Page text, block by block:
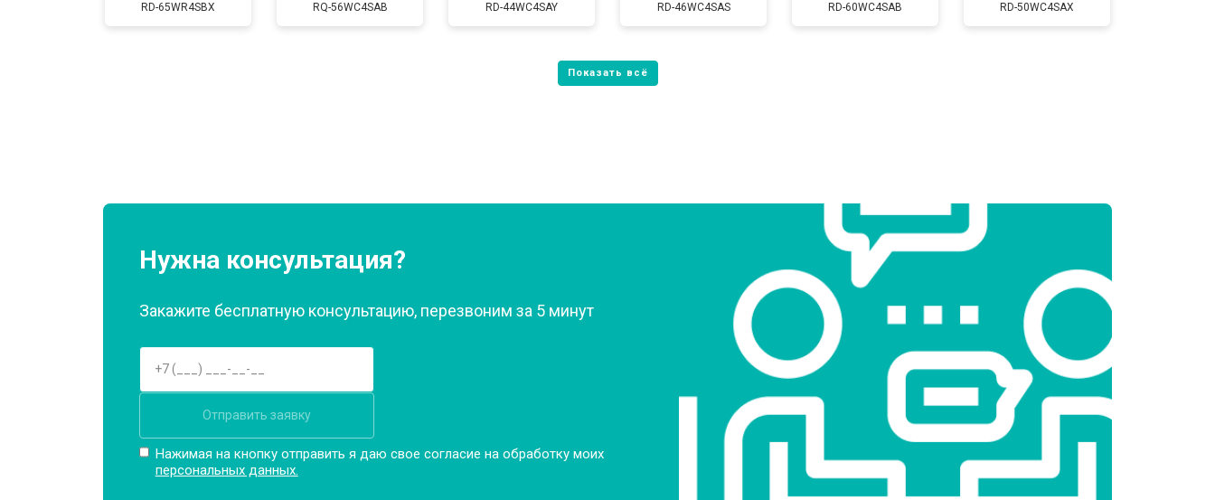
от 80 мин
RD-65WR4SBX RQ-56WC4SAB RD-44WC4SAY RD-46WC4SAS RD-60WC4SAB RD-50WC4SAX
Нужна консультация?
Закажите бесплатную консультацию, перезвоним за 5 минут
Отправить заявку
Нажимая на кнопку отправить я даю свое согласие на обработку моих
персональных данных.